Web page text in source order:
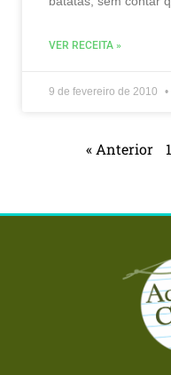
VER RECEITA »
9 de fevereiro de 2010
« Anterior 1